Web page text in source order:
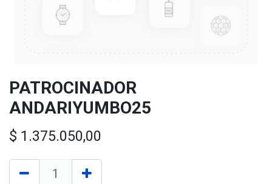
PATROCINADOR
ANDARIYUMBO25
$ 1.375.050,00